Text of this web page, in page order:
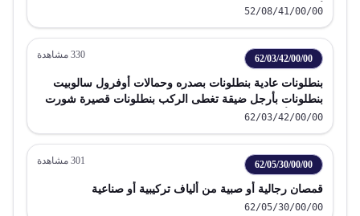
أكثر من 100 جم
52/08/41/00/00
62/03/42/00/00
330 مشاهدة
بنطلونات عادية بنطلونات بصدره وحمالات أوفرول سالوبيت
بنطلونات بأرجل ضيقة تغطى الركب بنطلونات قصيرة شورت
للرجال أو الصبية من قطن
62/03/42/00/00
62/05/30/00/00
301 مشاهدة
قمصان رجالية أو صبية من ألياف تركيبية أو صناعية
62/05/30/00/00